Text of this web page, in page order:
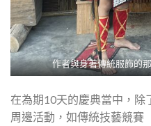
作者與身著傳統服飾的
在為期10天的慶典當中，除
周邊活動，如傳統技藝競賽